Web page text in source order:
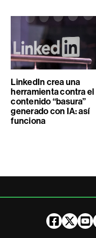
LinkedIn crea una
herramienta contra el
contenido “basura”
generado con IA: así
funciona